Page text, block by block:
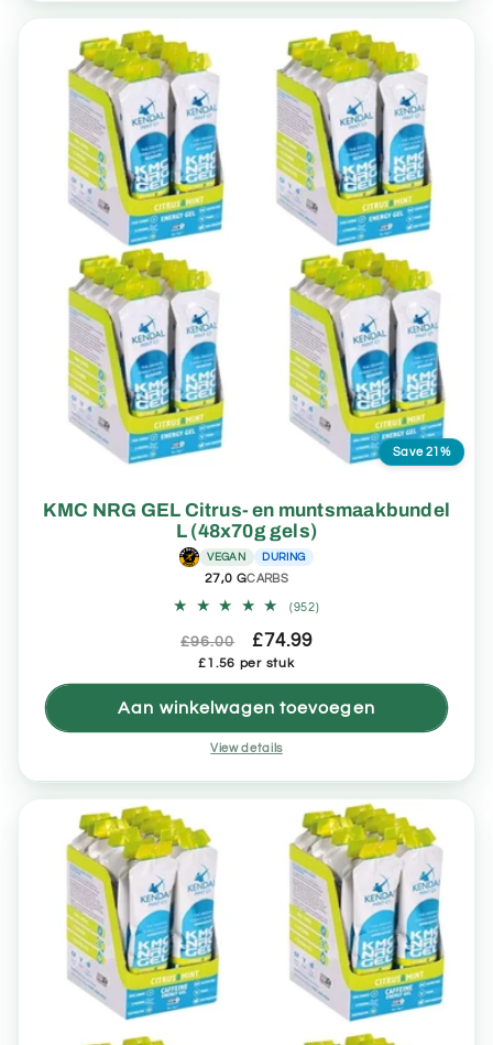
Save 21%
KMC NRG GEL Citrus- en muntsmaakbundel
L (48x70g gels)
VEGAN DURING
27,0 GCARBS
(952)952
Normale
prijs
£96.00 Aanbiedingsprijs
£74.99
Eenheidsprijs
£1.56 per stuk
Aan winkelwagen toevoegen
View details